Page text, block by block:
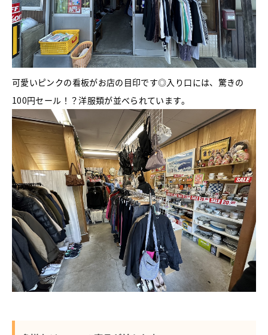
可愛いピンクの看板がお店の目印です◎入り口には、驚きの
100円セール！？洋服類が並べられています。